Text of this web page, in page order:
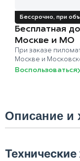
Бессрочно, при
Бесплатная
Москве и МО
При заказе
Москве и
Воспользоваться
Описание и